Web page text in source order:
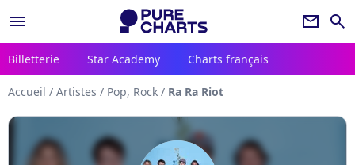
menu newsletter search
Billetterie Star Academy Charts français
Accueil / Artistes / Pop, Rock / Ra Ra Riot